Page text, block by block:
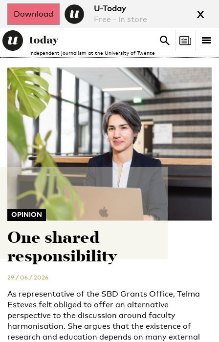
Download
U-Today
Free - in store
x
Independent journalism at the University of Twente
Search
Search
OPINION
One shared
responsibility
29 / 06 / 2026
As representative of the SBD Grants Office, Telma
Esteves felt obliged to offer an alternative
perspective to the discussion around faculty
harmonisation. She argues that the existence of
research and education depends on many external